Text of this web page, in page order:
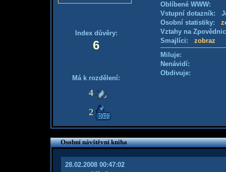
Index důvěry:
6
Má k rozdělení:
4
2
Oblíbené WWW:
Vstupní dotazník:
Osobní statistiky:
Vztahy na
Smajlíci: zobraz
Miluje:
Nenávidí:
Obdivuje:
Osobní návštěvní kniha
28.02.2008 00:47:02